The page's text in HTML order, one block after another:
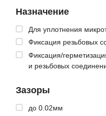
Назначение
Для уплотнения
Фиксация резьбовых
Фиксация/
и резьбовых
Зазоры
до 0.02мм